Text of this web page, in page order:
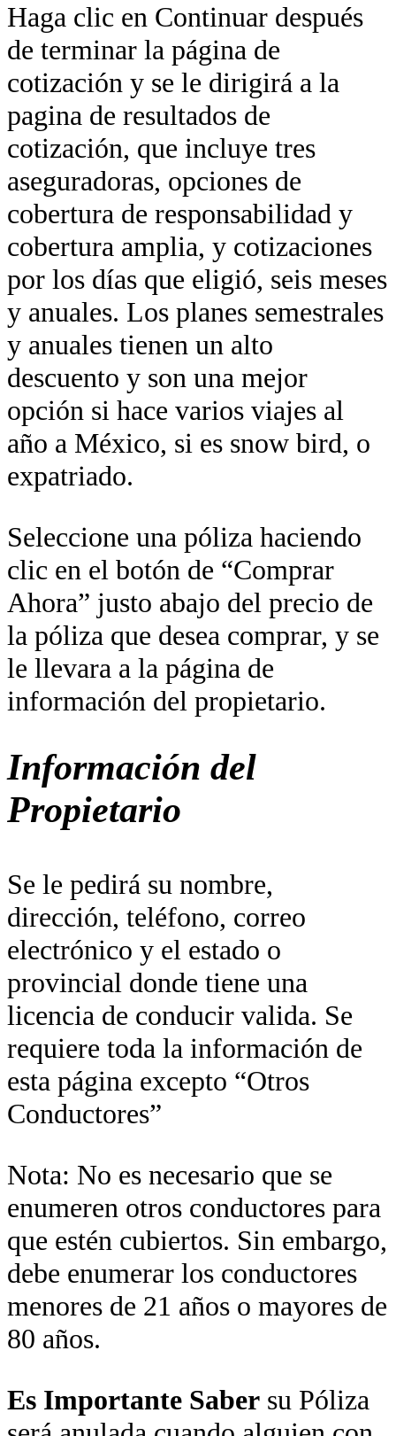
Haga clic en Continuar después
de terminar la página de
cotización y se le dirigirá a la
pagina de resultados de
cotización, que incluye tres
aseguradoras, opciones de
cobertura de responsabilidad y
cobertura amplia, y cotizaciones
por los días que eligió, seis meses
y anuales. Los planes semestrales
y anuales tienen un alto
descuento y son una mejor
opción si hace varios viajes al
año a México, si es snow bird, o
expatriado.
Seleccione una póliza haciendo
clic en el botón de “Comprar
Ahora” justo abajo del precio de
la póliza que desea comprar, y se
le llevara a la página de
información del propietario.
Información del
Propietario
Se le pedirá su nombre,
dirección, teléfono, correo
electrónico y el estado o
provincial donde tiene una
licencia de conducir valida. Se
requiere toda la información de
esta página excepto “Otros
Conductores”
Nota: No es necesario que se
enumeren otros conductores para
que estén cubiertos. Sin embargo,
debe enumerar los conductores
menores de 21 años o mayores de
80 años.
Es Importante Saber su Póliza